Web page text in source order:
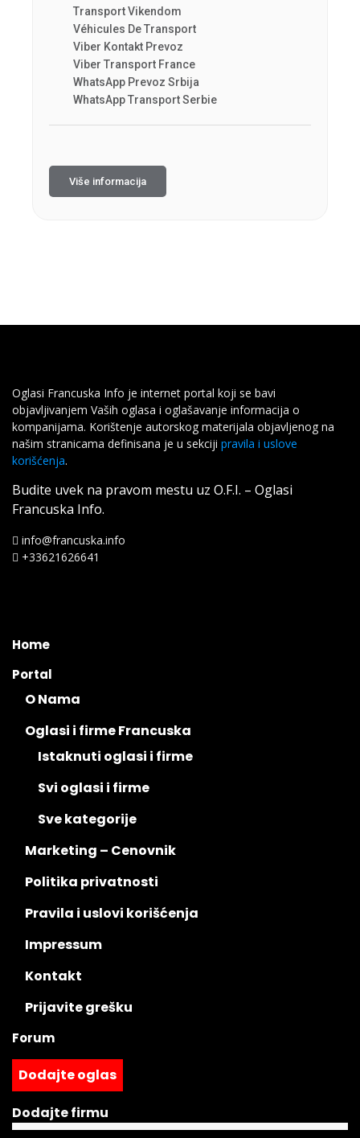
Transport Vikendom
Véhicules De Transport
Viber Kontakt Prevoz
Viber Transport France
WhatsApp Prevoz Srbija
WhatsApp Transport Serbie
Više informacija
Oglasi Francuska Info je internet portal koji se bavi
objavljivanjem Vaših oglasa i oglašavanje informacija o
kompanijama. Korištenje autorskog materijala objavljenog na
našim stranicama definisana je u sekciji pravila i uslove
korišćenja.
Budite uvek na pravom mestu uz O.F.I. – Oglasi
Francuska Info.
info@francuska.info
+33621626641
Home
Portal
O Nama
Oglasi i firme Francuska
Istaknuti oglasi i firme
Svi oglasi i firme
Sve kategorije
Marketing – Cenovnik
Politika privatnosti
Pravila i uslovi korišćenja
Impressum
Kontakt
Prijavite grešku
Forum
Dodajte oglas
Dodajte firmu